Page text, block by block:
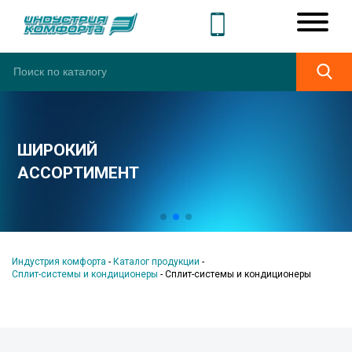
ШИРОКИЙ
АССОРТИМЕНТ
Индустрия комфорта - Каталог продукции -
Сплит-системы и кондиционеры - Сплит-системы и кондиционеры